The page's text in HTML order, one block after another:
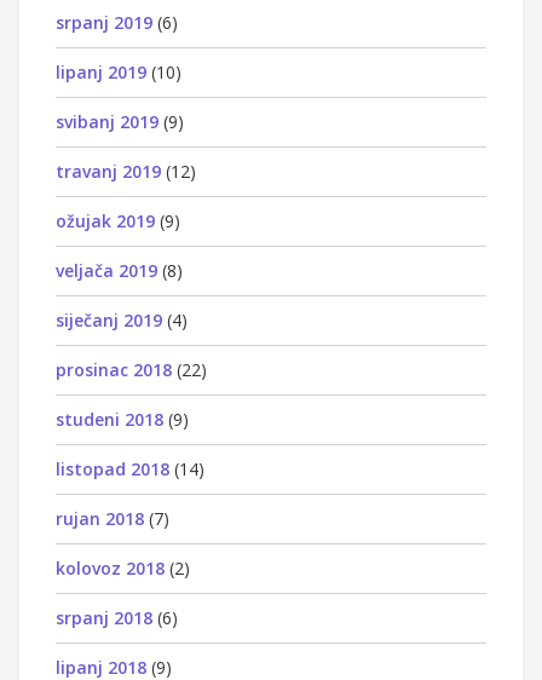
srpanj 2019 (6)
lipanj 2019 (10)
svibanj 2019 (9)
travanj 2019 (12)
ožujak 2019 (9)
veljača 2019 (8)
siječanj 2019 (4)
prosinac 2018 (22)
studeni 2018 (9)
listopad 2018 (14)
rujan 2018 (7)
kolovoz 2018 (2)
srpanj 2018 (6)
lipanj 2018 (9)